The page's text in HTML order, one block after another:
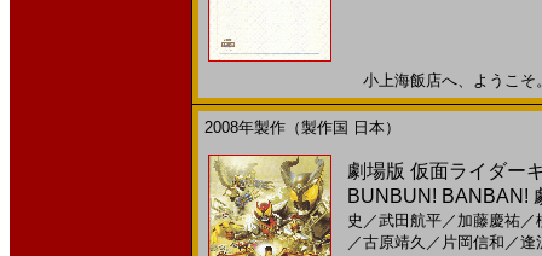
小上海飯店へ、ようこ
2008年製作（製作国 日本）
劇場版 仮面ライダー
BUNBUN! BANBAN!
史 ／武田航平／ 加藤慶祐／
／古原靖久 ／ 片岡信和 ／逢